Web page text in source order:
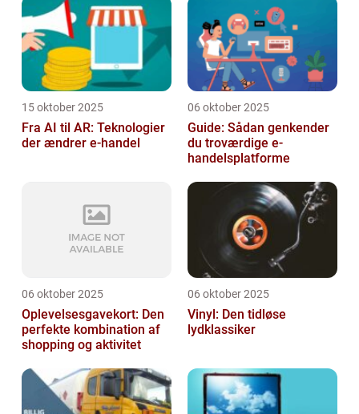
15 oktober 2025
Fra AI til AR: Teknologier
der ændrer e-handel
06 oktober 2025
Guide: Sådan genkender
du troværdige e-
handelsplatforme
06 oktober 2025
Oplevelsesgavekort: Den
perfekte kombination af
shopping og aktivitet
06 oktober 2025
Vinyl: Den tidløse
lydklassiker